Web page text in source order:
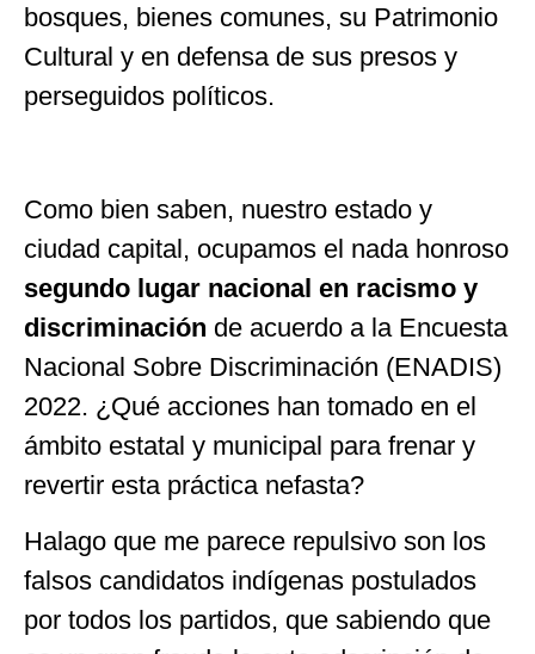
bosques, bienes comunes, su Patrimonio
Cultural y en defensa de sus presos y
perseguidos políticos.
Como bien saben, nuestro estado y
ciudad capital, ocupamos el nada honroso
segundo lugar nacional en racismo y
discriminación de acuerdo a la Encuesta
Nacional Sobre Discriminación (ENADIS)
2022. ¿Qué acciones han tomado en el
ámbito estatal y municipal para frenar y
revertir esta práctica nefasta?
Halago que me parece repulsivo son los
falsos candidatos indígenas postulados
por todos los partidos, que sabiendo que